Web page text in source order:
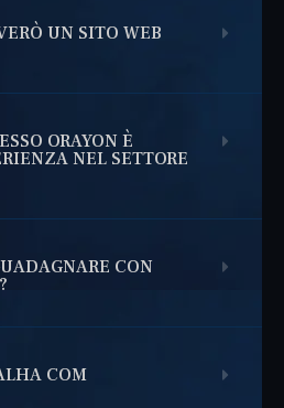
UN SITO WEB
ORAYON È
NEL SETTORE
CON
COM